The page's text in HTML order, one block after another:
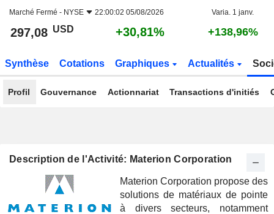
Marché Fermé - NYSE 22:00:02 05/08/2026 Varia. 1 janv.
297,08 USD +30,81% +138,96%
Synthèse Cotations Graphiques Actualités
Profil Gouvernance Actionnariat Transactions d'initiés
Description de l'Activité: Materion Corporation
Materion Corporation propose des
solutions de matériaux de pointe
à divers secteurs, notamment